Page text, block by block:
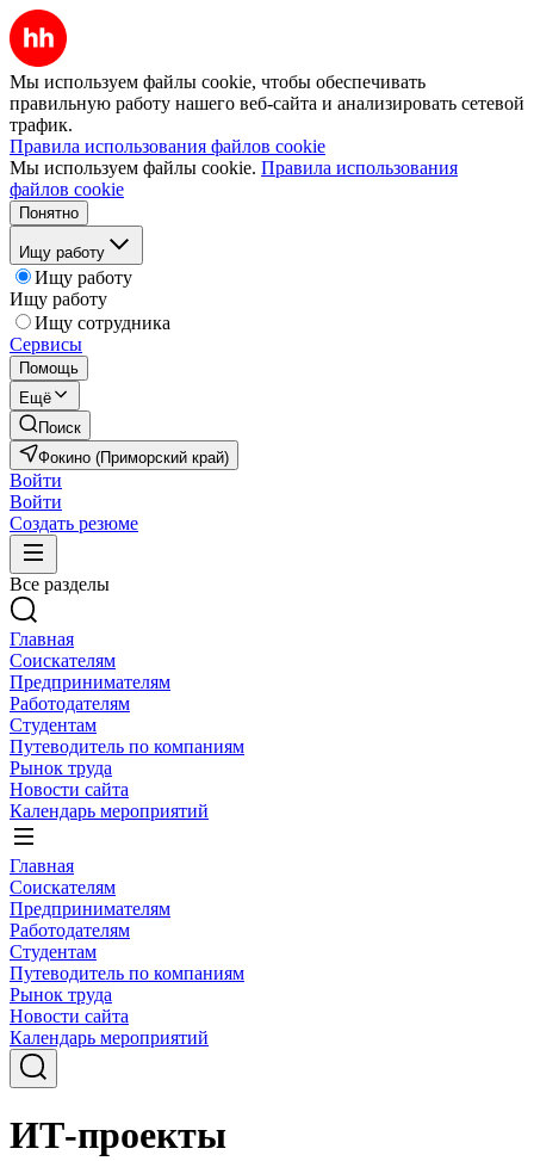
Мы используем файлы cookie, чтобы обеспечивать
правильную работу нашего веб-сайта и анализировать сетевой
трафик.
Правила использования файлов cookie
Мы используем файлы cookie. Правила использования
файлов cookie
Понятно
Ищу работу
Ищу работу
Ищу работу
Ищу сотрудника
Сервисы
Помощь
Ещё
Поиск
Фокино (Приморский край)
Войти
Войти
Создать резюме
Все разделы
Главная
Соискателям
Предпринимателям
Работодателям
Студентам
Путеводитель по компаниям
Рынок труда
Новости сайта
Календарь мероприятий
Главная
Соискателям
Предпринимателям
Работодателям
Студентам
Путеводитель по компаниям
Рынок труда
Новости сайта
Календарь мероприятий
ИТ-проекты